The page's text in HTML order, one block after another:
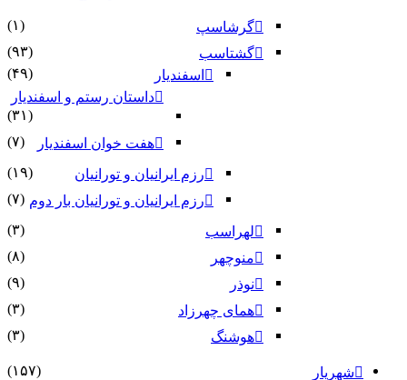
گرشاسپ
(۱)
گشتاسب
(۹۳)
اسفندیار
(۴۹)
داستان رستم و اسفندیار
(۳۱)
هفت خوان اسفندیار
(۷)
رزم ایرانیان و تورانیان
(۱۹)
رزم ایرانیان و تورانیان بار دوم (۷)
لهراسب
(۳)
منوچهر
(۸)
نوذر
(۹)
هماى چهرزاد
(۳)
هوشنگ
(۳)
شهریار
(۱۵۷)